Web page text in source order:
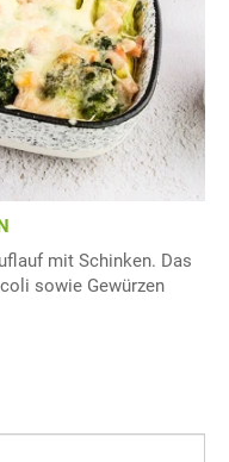
mit Schinken. Das
sowie Gewürzen